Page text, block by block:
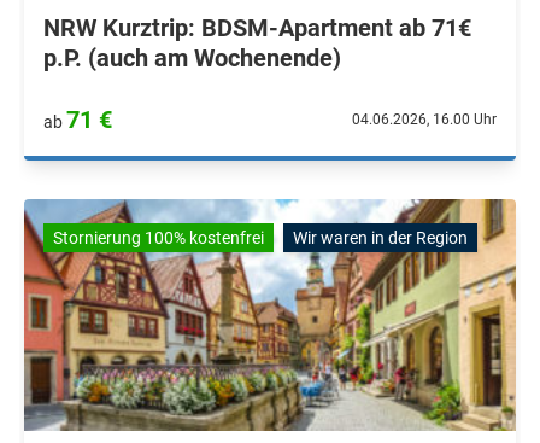
NRW Kurztrip: BDSM-Apartment ab 71€
p.P. (auch am Wochenende)
ab71 € 04.06.2026, 16.00 Uhr
Stornierung 100% kostenfrei Wir waren in der Region